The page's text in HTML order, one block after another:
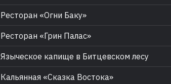
Ресторан «Огни Баку»
Ресторан «Грин Палас»
Языческое капище в Битцевском лесу
Кальянная «Сказка Востока»